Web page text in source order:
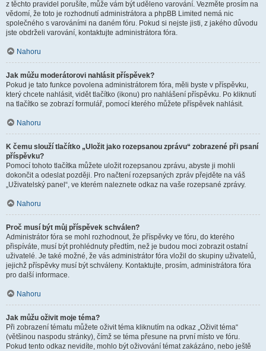
z těchto pravidel porušíte, může vám být uděleno varování. Vezměte prosím na
vědomí, že toto je rozhodnutí administrátora a phpBB Limited nemá nic
společného s varováními na daném fóru. Pokud si nejste jisti, z jakého důvodu
jste obdrželi varování, kontaktujte administrátora fóra.
Nahoru
Jak můžu moderátorovi nahlásit příspěvek?
Pokud je tato funkce povolena administrátorem fóra, měli byste v příspěvku,
který chcete nahlásit, vidět tlačítko (ikonu) pro nahlášení příspěvku. Po kliknutí
na tlačítko se zobrazí formulář, pomocí kterého můžete příspěvek nahlásit.
Nahoru
K čemu slouží tlačítko „Uložit jako rozepsanou zprávu“ zobrazené při psaní
příspěvku?
Pomocí tohoto tlačítka můžete uložit rozepsanou zprávu, abyste ji mohli
dokončit a odeslat později. Pro načtení rozepsaných zpráv přejděte na váš
„Uživatelský panel“, ve kterém naleznete odkaz na vaše rozepsané zprávy.
Nahoru
Proč musí být můj příspěvek schválen?
Administrátor fóra se mohl rozhodnout, že příspěvky ve fóru, do kterého
přispíváte, musí být prohlédnuty předtím, než je budou moci zobrazit ostatní
uživatelé. Je také možné, že vás administrátor fóra vložil do skupiny uživatelů,
jejichž příspěvky musí být schváleny. Kontaktujte, prosím, administrátora fóra
pro další informace.
Nahoru
Jak můžu oživit moje téma?
Při zobrazení tématu můžete oživit téma kliknutím na odkaz „Oživit téma“
(většinou naspodu stránky), čímž se téma přesune na první místo ve fóru.
Pokud tento odkaz nevidíte, mohlo být oživování témat zakázáno, nebo ještě